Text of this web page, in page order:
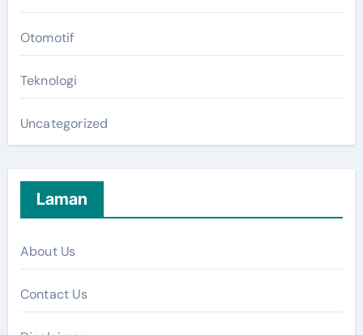
Otomotif
Teknologi
Uncategorized
Laman
About Us
Contact Us